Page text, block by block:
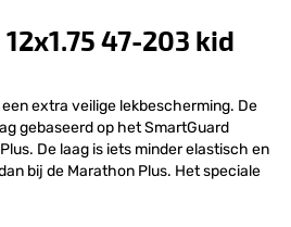
47-203 kid
extra veilige lekbescherming. De
gebaseerd op het SmartGuard
De laag is iets minder elastisch en
bij de Marathon Plus. Het speciale